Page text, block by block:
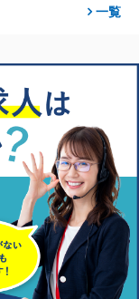
一覧